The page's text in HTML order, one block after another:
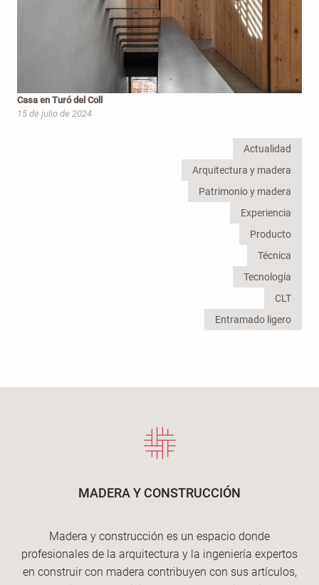
Casa en Turó del Coll
15 de julio de 2024
Actualidad
Arquitectura y madera
Patrimonio y madera
Experiencia
Producto
Técnica
Tecnología
CLT
Entramado ligero
MADERA Y CONSTRUCCIÓN
Madera y construcción es un espacio donde
profesionales de la arquitectura y la ingeniería expertos
en construir con madera contribuyen con sus artículos,